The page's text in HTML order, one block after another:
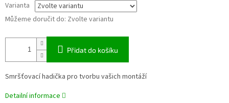
Varianta
Můžeme doručit do: Zvolte variantu
Přidat do košíku
Smršťovací hadička pro tvorbu vašich montáží
Detailní informace